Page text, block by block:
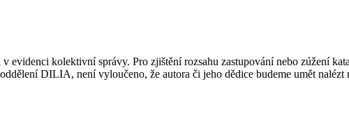
evidenci kolektivní správy. Pro zjištění rozsahu zastupování nebo zúžení
DILIA, není vyloučeno, že autora či jeho dědice budeme umět nalézt